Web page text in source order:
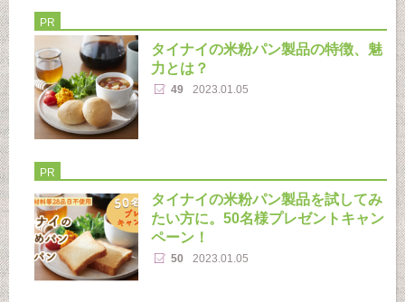
PR
タイナイの米粉パン製品の特徴、魅
力とは？
49 2023.01.05
PR
タイナイの米粉パン製品を試してみ
たい方に。50名様プレゼントキャン
ペーン！
50 2023.01.05